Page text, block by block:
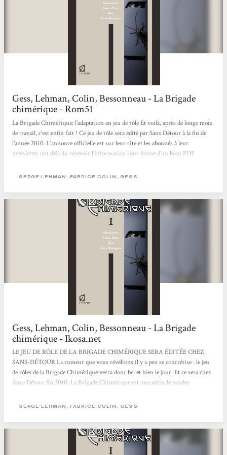
Gess, Lehman, Colin, Bessonneau - La Brigade
chimérique - Rom51
La Brigade Chimérique: l'adaptation en jeu de rôle Et voilà, après de longs mois
de travail, c'est enfin fait ! Ce jeu de rôle sera édité par Sans Détour à la fin de
l'année 2010. L'annonce officielle est sur leur site et les abonnés à leur
newsletter ont déjà du recevoir l'information sous forme d'un beau PDF
plusieurs personnes : - Tout d'abord les auteurs de la BD eux-même (alias le
SERGE LEHMAN, FABRICE COLIN, GESS
Gess, Lehman, Colin, Bessonneau - La Brigade
chimérique - Ikosa.net
LE JEU DE RÔLE DE LA BRIGADE CHIMÉRIQUE SERA ÉDITÉE CHEZ
SANS-DÉTOUR La rumeur que vous révélions il y a peu se concrétise : le jeu
de rôles de la Brigade Chimérique verra donc bel et bien le jour. Et ce sera chez
Sans-Détour fin 2010. La Brigade Chimérique est une série de bandes
sont déjà parus chez l’Atalante. Son traitement original du thème des super-
semblaient...
SERGE LEHMAN, FABRICE COLIN, GESS